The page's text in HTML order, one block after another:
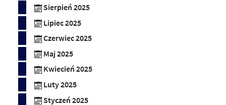
Sierpień 2025
Lipiec 2025
Czerwiec 2025
Maj 2025
Kwiecień 2025
Luty 2025
Styczeń 2025